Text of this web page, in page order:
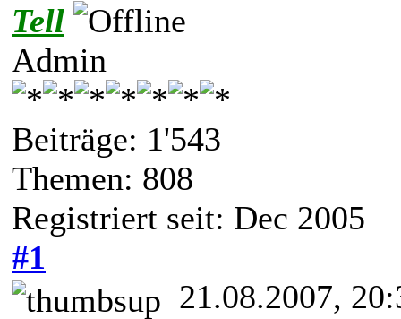
Tell
Admin
Beiträge: 1'543
Themen: 808
Registriert seit: Dec 2005
#1
21.08.2007,